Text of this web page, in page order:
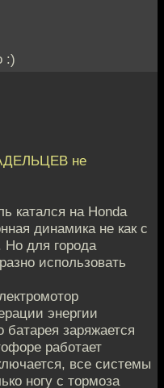
:)
не
катался на Honda
динамика не как с
Но для города
использовать
энергии
батарея заряжается
работает
все системы
ногу с тормоза